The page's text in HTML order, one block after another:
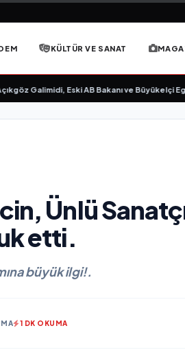
KÜLTÜR VE SANAT
Galimidi, Eski AB Bakanı ve Büyükelçi
Ünlü
etti.
büyük ilgi!.
1 DK OKUMA